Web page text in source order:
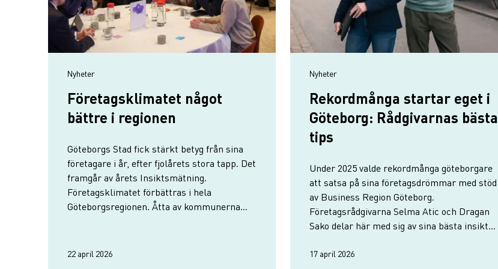
Nyheter
Företagsklimatet något
bättre i regionen
Göteborgs Stad fick stärkt betyg från sina
företagare i år, efter fjolårets stora tapp. Det
framgår av årets Insiktsmätning.
Företagsklimatet förbättras i hela
Göteborgsregionen. Åtta av kommunerna
22 april 2026
Nyheter
Rekordmånga startar eget i
Göteborg: Rådgivarnas bästa
tips
Under 2025 valde rekordmånga göteborgare
att satsa på sina företagsdrömmar med stöd
av Business Region Göteborg.
Företagsrådgivarna Selma Atic och Dragan
Sako delar här med sig av sina bästa insikter
affärsidé ska lyckas, oavsett om du precis
17 april 2026